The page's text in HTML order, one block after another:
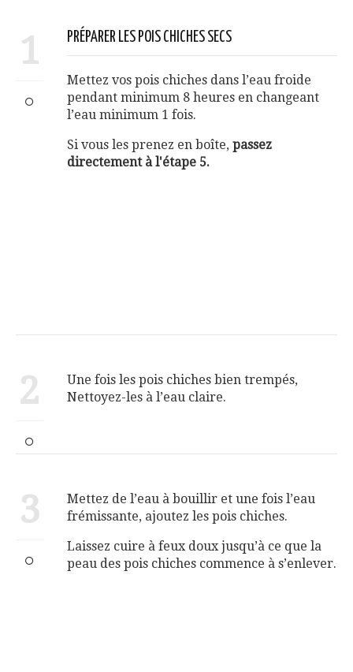
1 PRÉPARER LES POIS CHICHES SECS
Mettez vos pois chiches dans l’eau froide
pendant minimum 8 heures en changeant
l’eau minimum 1 fois.
Si vous les prenez en boîte, passez
directement à l'étape 5.
2
Une fois les pois chiches bien trempés,
Nettoyez-les à l’eau claire.
3
Mettez de l’eau à bouillir et une fois l’eau
frémissante, ajoutez les pois chiches.
Laissez cuire à feux doux jusqu’à ce que la
peau des pois chiches commence à s’enlever.